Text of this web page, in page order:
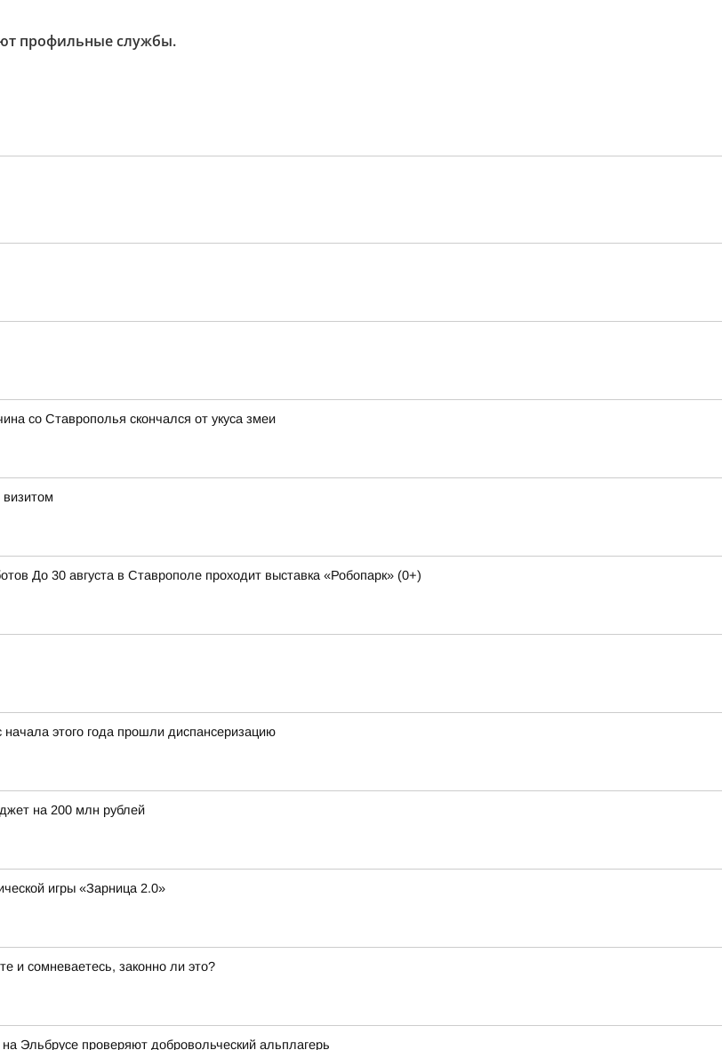
профильные службы.
со Ставрополья скончался от укуса змеи
До 30 августа в Ставрополе проходит выставка «Робопарк» (0+)
этого года прошли диспансеризацию
на 200 млн рублей
игры «Зарница 2.0»
и сомневаетесь, законно ли это?
Эльбрусе проверяют добровольческий альплагерь